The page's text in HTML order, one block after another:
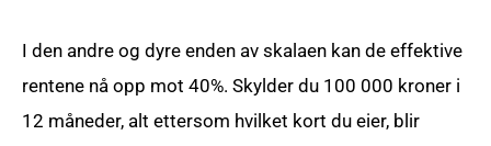
I den andre og dyre enden av skalaen kan de effektive
rentene nå opp mot 40%. Skylder du 100 000 kroner i
12 måneder, alt ettersom hvilket kort du eier, blir